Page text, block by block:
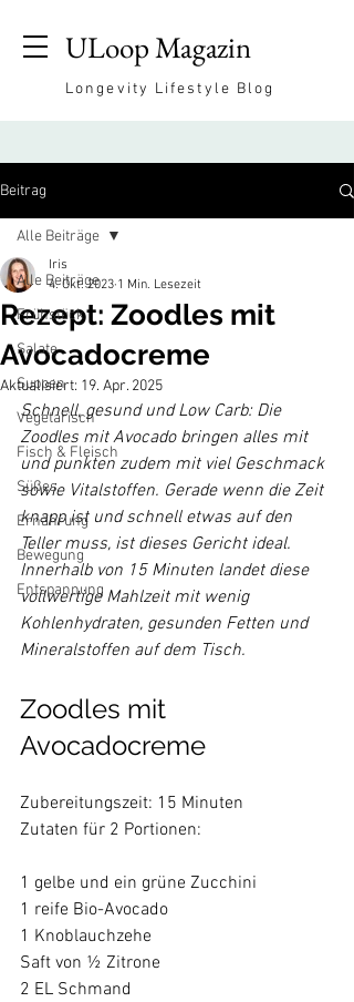
ULoop Magazin
Longevity Lifestyle Blog
Beitrag
Alle Beiträge
Frühstück
Salate
Suppen
Vegetarisch
Fisch & Fleisch
Süßes
Ernährung
Bewegung
Entspannung
Alle Beiträge
Rezept: Zoodles mit
Avocadocreme
Iris
4. Okt. 2023 1 Min. Lesezeit
Aktualisiert: 19. Apr. 2025
Schnell, gesund und Low Carb: Die
Zoodles mit Avocado bringen alles mit
und punkten zudem mit viel Geschmack
sowie Vitalstoffen. Gerade wenn die Zeit
knapp ist und schnell etwas auf den
Teller muss, ist dieses Gericht ideal.
Innerhalb von 15 Minuten landet diese
vollwertige Mahlzeit mit wenig
Kohlenhydraten, gesunden Fetten und
Zoodles mit
Avocadocreme
Zubereitungszeit: 15 Minuten
Zutaten für 2 Portionen:
1 gelbe und ein grüne Zucchini
1 reife Bio-Avocado
1 Knoblauchzehe
Saft von ½ Zitrone
2 EL Schmand